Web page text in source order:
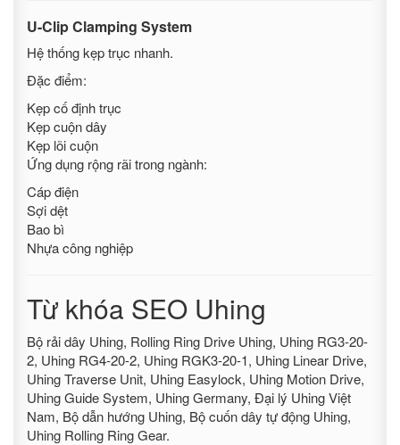
U-Clip Clamping System
Hệ thống kẹp trục nhanh.
Đặc điểm:
Kẹp cố định trục
Kẹp cuộn dây
Kẹp lõi cuộn
Ứng dụng rộng rãi trong ngành:
Cáp điện
Sợi dệt
Bao bì
Nhựa công nghiệp
Từ khóa SEO Uhing
Bộ rải dây Uhing, Rolling Ring Drive Uhing, Uhing RG3-20-
2, Uhing RG4-20-2, Uhing RGK3-20-1, Uhing Linear Drive,
Uhing Traverse Unit, Uhing Easylock, Uhing Motion Drive,
Uhing Guide System, Uhing Germany, Đại lý Uhing Việt
Nam, Bộ dẫn hướng Uhing, Bộ cuốn dây tự động Uhing,
Uhing Rolling Ring Gear.